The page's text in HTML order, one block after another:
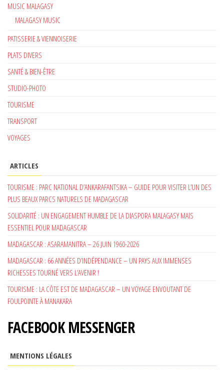
MUSIC MALAGASY
MALAGASY MUSIC
PATISSERIE & VIENNOISERIE
PLATS DIVERS
SANTÉ & BIEN-ÊTRE
STUDIO-PHOTO
TOURISME
TRANSPORT
VOYAGES
ARTICLES
TOURISME : PARC NATIONAL D’ANKARAFANTSIKA – GUIDE POUR VISITER L’UN DES
PLUS BEAUX PARCS NATURELS DE MADAGASCAR
SOLIDARITÉ : UN ENGAGEMENT HUMBLE DE LA DIASPORA MALAGASY MAIS
ESSENTIEL POUR MADAGASCAR
MADAGASCAR : ASARAMANITRA – 26 JUIN 1960-2026
MADAGASCAR : 66 ANNÉES D’INDÉPENDANCE – UN PAYS AUX IMMENSES
RICHESSES TOURNÉ VERS L’AVENIR !
TOURISME : LA CÔTE EST DE MADAGASCAR – UN VOYAGE ENVOUTANT DE
FOULPOINTE À MANAKARA
FACEBOOK MESSENGER
MENTIONS LÉGALES